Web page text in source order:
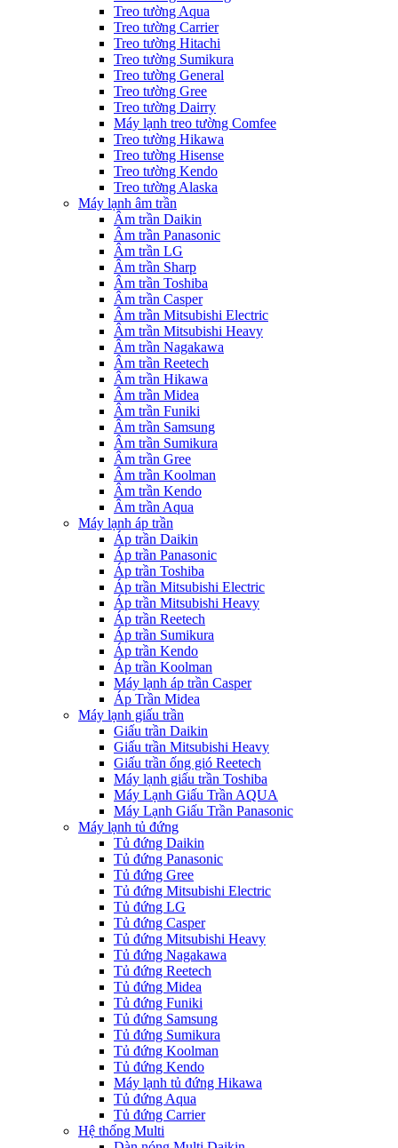
Treo tường Aqua
Treo tường Carrier
Treo tường Hitachi
Treo tường Sumikura
Treo tường General
Treo tường Gree
Treo tường Dairry
Máy lạnh treo tường Comfee
Treo tường Hikawa
Treo tường Hisense
Treo tường Kendo
Treo tường Alaska
Máy lạnh âm trần
Âm trần Daikin
Âm trần Panasonic
Âm trần LG
Âm trần Sharp
Âm trần Toshiba
Âm trần Casper
Âm trần Mitsubishi Electric
Âm trần Mitsubishi Heavy
Âm trần Nagakawa
Âm trần Reetech
Âm trần Hikawa
Âm trần Midea
Âm trần Funiki
Âm trần Samsung
Âm trần Sumikura
Âm trần Gree
Âm trần Koolman
Âm trần Kendo
Âm trần Aqua
Máy lạnh áp trần
Áp trần Daikin
Áp trần Panasonic
Áp trần Toshiba
Áp trần Mitsubishi Electric
Áp trần Mitsubishi Heavy
Áp trần Reetech
Áp trần Sumikura
Áp trần Kendo
Áp trần Koolman
Máy lạnh áp trần Casper
Áp Trần Midea
Máy lạnh giấu trần
Giấu trần Daikin
Giấu trần Mitsubishi Heavy
Giấu trần ống gió Reetech
Máy lạnh giấu trần Toshiba
Máy Lạnh Giấu Trần AQUA
Máy Lạnh Giấu Trần Panasonic
Máy lạnh tủ đứng
Tủ đứng Daikin
Tủ đứng Panasonic
Tủ đứng Gree
Tủ đứng Mitsubishi Electric
Tủ đứng LG
Tủ đứng Casper
Tủ đứng Mitsubishi Heavy
Tủ đứng Nagakawa
Tủ đứng Reetech
Tủ đứng Midea
Tủ đứng Funiki
Tủ đứng Samsung
Tủ đứng Sumikura
Tủ đứng Koolman
Tủ đứng Kendo
Máy lạnh tủ đứng Hikawa
Tủ đứng Aqua
Tủ đứng Carrier
Hệ thống Multi